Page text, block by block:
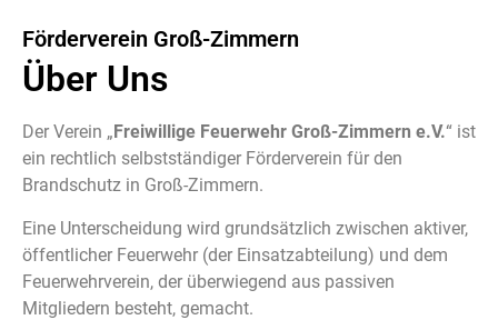
Förderverein Groß-Zimmern
Über Uns
Der Verein „ Freiwillige Feuerwehr Groß-Zimmern e.V.“ ist
ein rechtlich selbstständiger Förderverein für den
Brandschutz in Groß-Zimmern.
Eine Unterscheidung wird grundsätzlich zwischen aktiver,
öffentlicher Feuerwehr (der Einsatzabteilung) und dem
Feuerwehrverein, der überwiegend aus passiven
Mitgliedern besteht, gemacht.